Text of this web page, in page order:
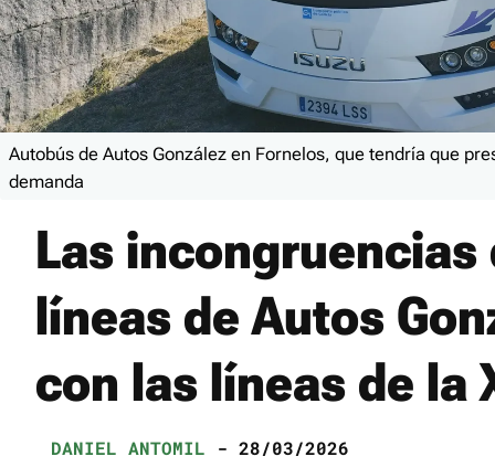
Autobús de Autos González en Fornelos, que tendría que
demanda
Las incongruencias
líneas de Autos
con las líneas de la
DANIEL ANTOMIL - 28/03/2026